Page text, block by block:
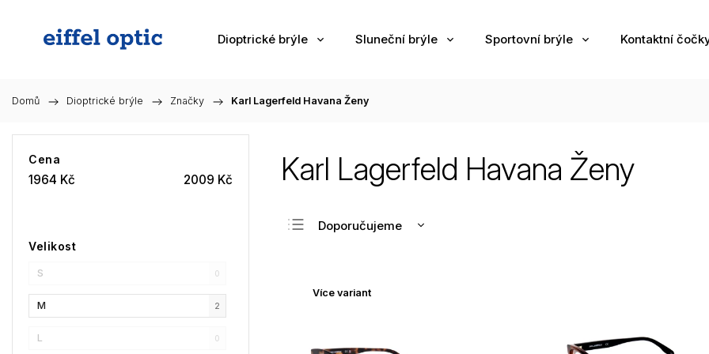
Dioptrické brýle Sluneční brýle Sportovní brýle Kontaktní
Domů / Dioptrické brýle / Značky / Karl Lagerfeld Havana Ženy
Cena
1964 Kč 2009 Kč
Velikost
S 0
M 2
L 0
Karl Lagerfeld Havana Ženy
Doporučujeme
Nejprodávanější
Více variant